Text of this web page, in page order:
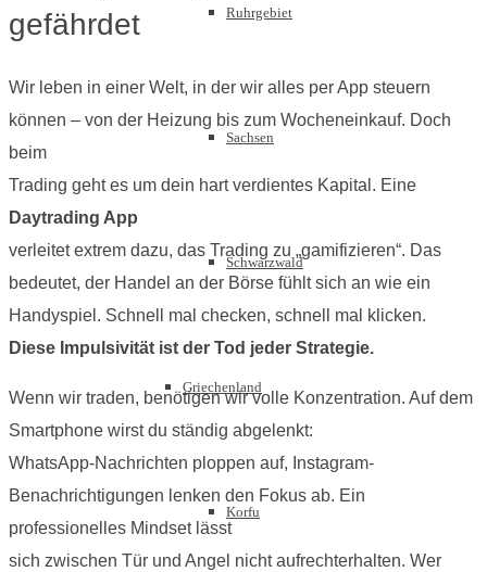
Ruhrgebiet
Sachsen
Schwarzwald
Griechenland
Korfu
gefährdet
Wir leben in einer Welt, in der wir alles per App steuern
können – von der Heizung bis zum Wocheneinkauf. Doch
beim
Trading geht es um dein hart verdientes Kapital. Eine
Daytrading App
verleitet extrem dazu, das Trading zu „gamifizieren“. Das
bedeutet, der Handel an der Börse fühlt sich an wie ein
Handyspiel. Schnell mal checken, schnell mal klicken.
Diese Impulsivität ist der Tod jeder Strategie.
Wenn wir traden, benötigen wir volle Konzentration. Auf dem
Smartphone wirst du ständig abgelenkt:
WhatsApp-Nachrichten ploppen auf, Instagram-
Benachrichtigungen lenken den Fokus ab. Ein
professionelles Mindset lässt
sich zwischen Tür und Angel nicht aufrechterhalten. Wer